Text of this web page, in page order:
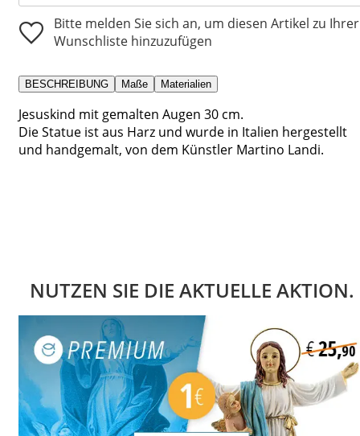
Bitte melden Sie sich an, um diesen Artikel zu Ihrer
Wunschliste hinzuzufügen
BESCHREIBUNG Maße Materialien
Jesuskind mit gemalten Augen 30 cm.
Die Statue ist aus Harz und wurde in Italien hergestellt
und handgemalt, von dem Künstler Martino Landi.
NUTZEN SIE DIE AKTUELLE AKTION.